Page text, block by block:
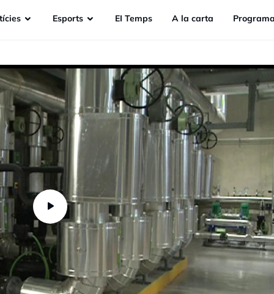
Esports EI Temps A la carta